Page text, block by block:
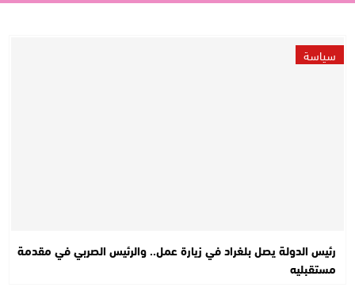
سياسة
رئيس الدولة يصل بلغراد في زيارة عمل.. والرئيس الصربي في مقدمة
مستقبليه